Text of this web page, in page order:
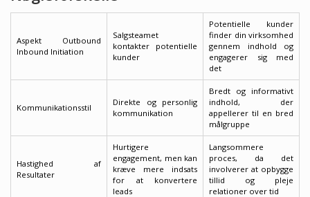
Aspekt Outbound
Inbound Initiation
Salgsteamet
kontakter potentielle
kunder
Potentielle kunder
finder din virksomhed
gennem indhold og
engagerer sig med
det
Kommunikationsstil
Direkte og personlig
kommunikation
Bredt og informativt
indhold, der
appellerer til en bred
målgruppe
Hastighed af
Resultater
Hurtigere
engagement, men kan
kræve mere indsats
for at konvertere
leads
Langsommere
proces, da det
involverer at opbygge
tillid og pleje
relationer over tid